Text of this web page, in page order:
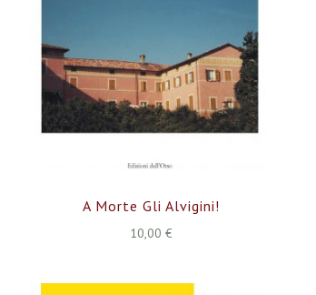
A Morte Gli Alvigini!
10,00 €